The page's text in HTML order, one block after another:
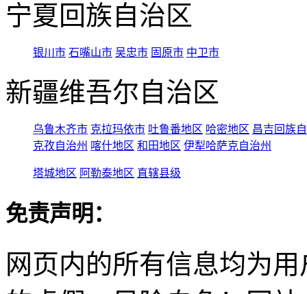
宁夏回族自治区
银川市 石嘴山市 吴忠市 固原市 中卫市
新疆维吾尔自治区
乌鲁木齐市 克拉玛依市 吐鲁番地区 哈密地区 昌吉回族
克孜自治州 喀什地区 和田地区 伊犁哈萨克自治州
塔城地区 阿勒泰地区 直辖县级
免责声明：
网页内的所有信息均为